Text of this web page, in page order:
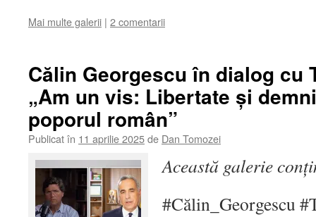
Mai multe galerii | 2 comentarii
Călin Georgescu în dialog cu
„Am un vis: Libertate și
poporul român”
Publicat în 11 aprilie 2025de Dan Tomozei
Această galerie
#Călin_Georgescu